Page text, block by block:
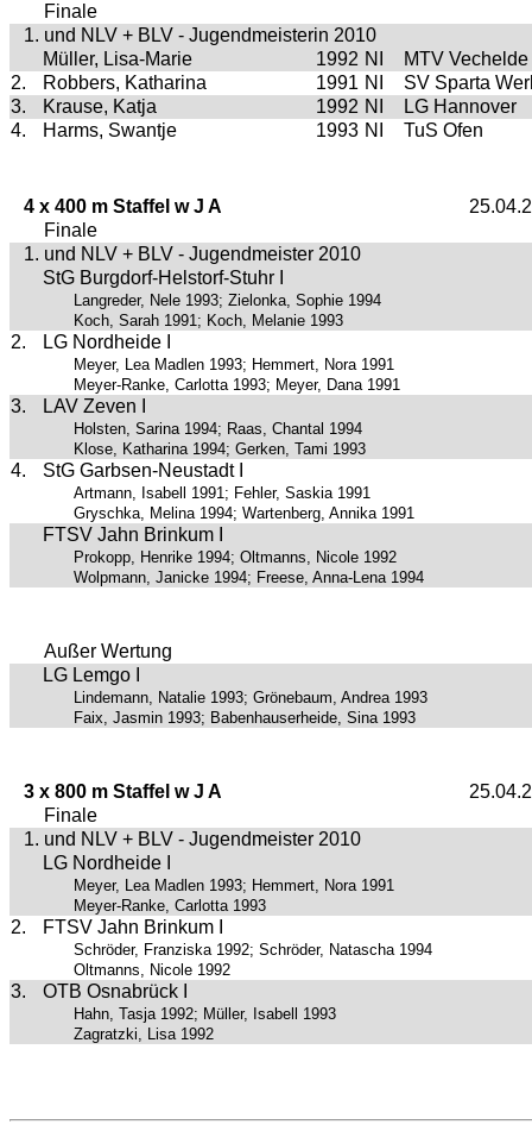
Finale
1. und NLV + BLV - Jugendmeisterin 2010
Müller, Lisa-Marie
1992 NI
MTV Vechelde
2.
Robbers, Katharina 1991 NI
SV Sparta
3.
Krause, Katja 1992 NI
LG Hannover
4.
Harms, Swantje 1993 NI TuS Ofen
4 x 400 m Staffel w J A
Finale
1. und NLV + BLV - Jugendmeister 2010
StG Burgdorf-Helstorf-Stuhr I
Langreder, Nele 1993; Zielonka, Sophie 1994
Koch, Sarah 1991; Koch, Melanie 1993
2. LG Nordheide I
Meyer, Lea Madlen 1993; Hemmert, Nora 1991
Meyer-Ranke, Carlotta 1993; Meyer, Dana 1991
3. LAV Zeven I
Holsten, Sarina 1994; Raas, Chantal 1994
Klose, Katharina 1994; Gerken, Tami 1993
4. StG Garbsen-Neustadt I
Artmann, Isabell 1991; Fehler, Saskia 1991
Gryschka, Melina 1994; Wartenberg, Annika 1991
FTSV Jahn Brinkum I
Prokopp, Henrike 1994; Oltmanns, Nicole 1992
Wolpmann, Janicke 1994; Freese, Anna-Lena 1994
Außer Wertung
LG Lemgo I
Lindemann, Natalie 1993; Grönebaum, Andrea 1993
Faix, Jasmin 1993; Babenhauserheide, Sina 1993
3 x 800 m Staffel w J A
Finale
1. und NLV + BLV - Jugendmeister 2010
LG Nordheide I
Meyer, Lea Madlen 1993; Hemmert, Nora 1991
Meyer-Ranke, Carlotta 1993
2. FTSV Jahn Brinkum I
Schröder, Franziska 1992; Schröder, Natascha 1994
Oltmanns, Nicole 1992
3. OTB Osnabrück I
Hahn, Tasja 1992; Müller, Isabell 1993
Zagratzki, Lisa 1992